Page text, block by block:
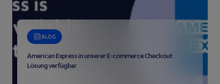
BLOG
American Express in unserer E-commerce Checkout
Lösung verfügbar